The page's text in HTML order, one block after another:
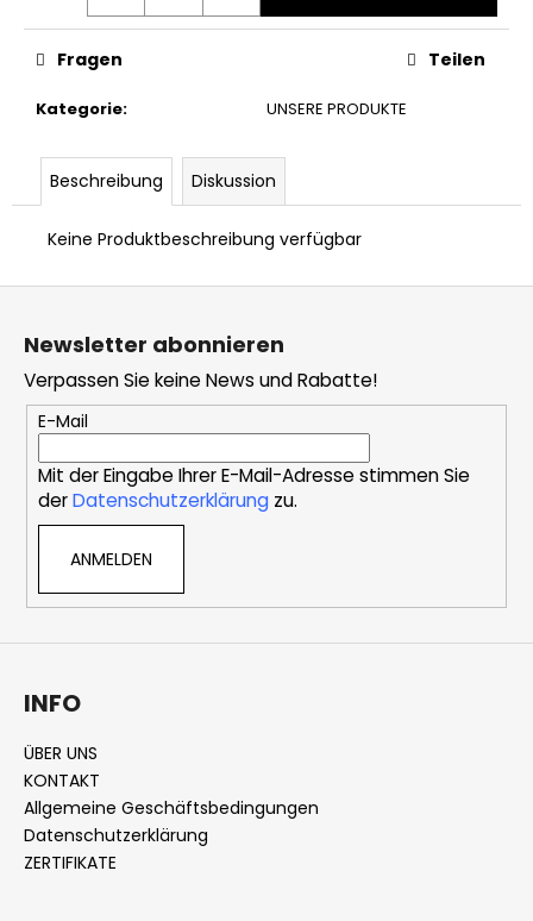
Kategorie: UNSERE PRODUKTE
Fragen Teilen
Beschreibung Diskussion
Keine Produktbeschreibung verfügbar
F
Newsletter abonnieren
Verpassen Sie keine News und Rabatte!
E-Mail
Mit der Eingabe Ihrer E-Mail-Adresse stimmen Sie
derDatenschutzerklärungzu.
ANMELDEN
INFO
ÜBER UNS
KONTAKT
Allgemeine Geschäftsbedingungen
Datenschutzerklärung
ZERTIFIKATE